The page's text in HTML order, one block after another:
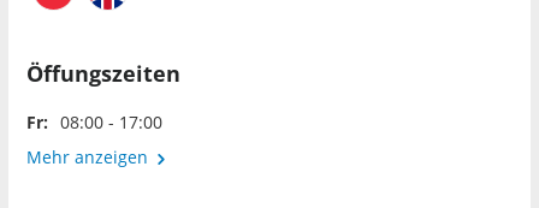
Öffungszeiten
Fr: 08:00 - 17:00
Mehr anzeigen